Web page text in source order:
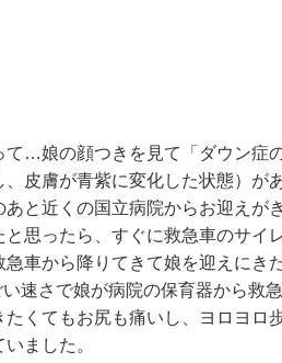
…娘の顔つきを見て「ダウン症
皮膚が青紫に変化した状態）が
と近くの国立病院からお迎えが
思ったら、すぐに救急車のサイ
車から降りてきて娘を迎えにき
速さで娘が病院の保育器から救
くてもお尻も痛いし、ヨロヨロ
ました。